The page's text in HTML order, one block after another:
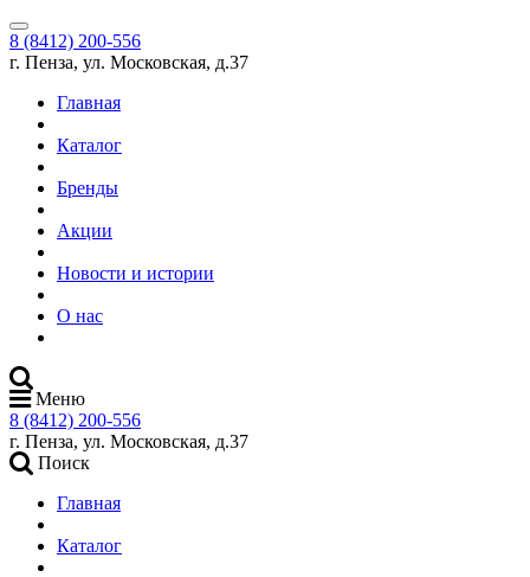
8 (8412) 200-556
г. Пенза, ул. Московская, д.37
Главная
Каталог
Бренды
Акции
Новости и истории
О нас
Меню
8 (8412) 200-556
г. Пенза, ул. Московская, д.37
Поиск
Главная
Каталог